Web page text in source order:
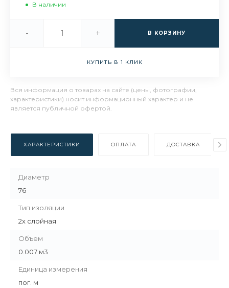
В наличии
- + В КОРЗИНУ
КУПИТЬ В 1 КЛИК
Вся информация о товарах на сайте (цены, фотографии,
характеристики) носит информационный характер и не
является публичной офертой.
ХАРАКТЕРИСТИКИ ОПЛАТА ДОСТАВКА
Диаметр
76
Тип изоляции
2х слойная
Объем
0.007 м3
Единица измерения
пог. м